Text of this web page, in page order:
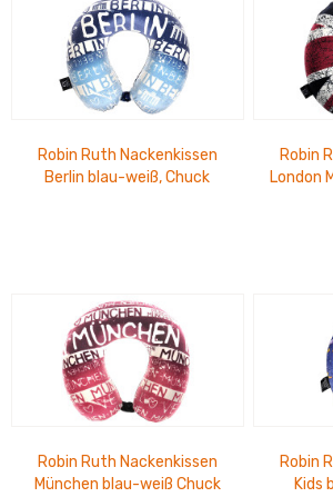
Robin Ruth Nackenkissen
Berlin blau-weiß, Chuck
Robin
London
Robin Ruth Nackenkissen
München blau-weiß Chuck
Robin
Kids